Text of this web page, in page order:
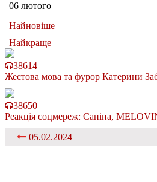
06 лютого
Найновіше
Найкраще
38614
Жестова мова та фурор Катерини
38650
Реакція соцмереж: Саніна,
05.02.2024